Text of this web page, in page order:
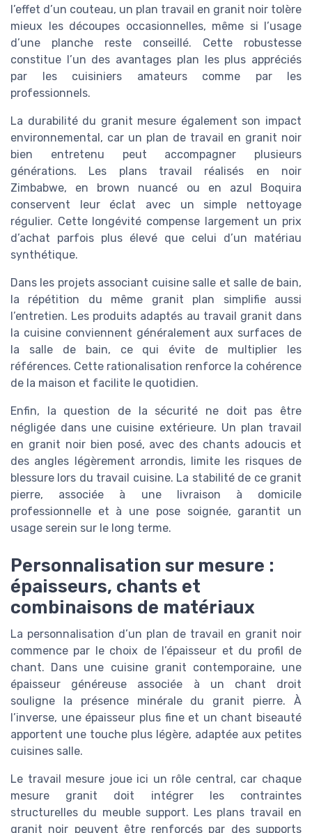
l’effet d’un couteau, un plan travail en granit noir tolère
mieux les découpes occasionnelles, même si l’usage
d’une planche reste conseillé. Cette robustesse
constitue l’un des avantages plan les plus appréciés
par les cuisiniers amateurs comme par les
professionnels.
La durabilité du granit mesure également son impact
environnemental, car un plan de travail en granit noir
bien entretenu peut accompagner plusieurs
générations. Les plans travail réalisés en noir
Zimbabwe, en brown nuancé ou en azul Boquira
conservent leur éclat avec un simple nettoyage
régulier. Cette longévité compense largement un prix
d’achat parfois plus élevé que celui d’un matériau
synthétique.
Dans les projets associant cuisine salle et salle de bain,
la répétition du même granit plan simplifie aussi
l’entretien. Les produits adaptés au travail granit dans
la cuisine conviennent généralement aux surfaces de
la salle de bain, ce qui évite de multiplier les
références. Cette rationalisation renforce la cohérence
de la maison et facilite le quotidien.
Enfin, la question de la sécurité ne doit pas être
négligée dans une cuisine extérieure. Un plan travail
en granit noir bien posé, avec des chants adoucis et
des angles légèrement arrondis, limite les risques de
blessure lors du travail cuisine. La stabilité de ce granit
pierre, associée à une livraison à domicile
professionnelle et à une pose soignée, garantit un
usage serein sur le long terme.
Personnalisation sur mesure :
épaisseurs, chants et
combinaisons de matériaux
La personnalisation d’un plan de travail en granit noir
commence par le choix de l’épaisseur et du profil de
chant. Dans une cuisine granit contemporaine, une
épaisseur généreuse associée à un chant droit
souligne la présence minérale du granit pierre. À
l’inverse, une épaisseur plus fine et un chant biseauté
apportent une touche plus légère, adaptée aux petites
cuisines salle.
Le travail mesure joue ici un rôle central, car chaque
mesure granit doit intégrer les contraintes
structurelles du meuble support. Les plans travail en
granit noir peuvent être renforcés par des supports